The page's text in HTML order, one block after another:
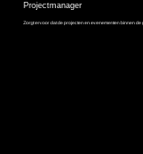
Projectmanager
Zorgt ervoor dat de projecten en evenementen binnen